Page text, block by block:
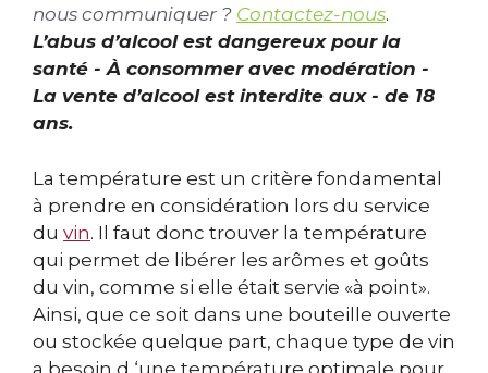
nous communiquer ? Contactez-nous.
L’abus d’alcool est dangereux pour la
santé - À consommer avec modération -
La vente d’alcool est interdite aux - de 18
ans.
La température est un critère fondamental
à prendre en considération lors du service
du vin. Il faut donc trouver la température
qui permet de libérer les arômes et goûts
du vin, comme si elle était servie «à point».
Ainsi, que ce soit dans une bouteille ouverte
ou stockée quelque part, chaque type de vin
a besoin d ‘une température optimale pour